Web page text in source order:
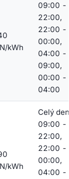
kWh
09:00 -
22:00,
22:00 -
00:00,
04:00 -
09:00,
00:00 -
04:00
kWh
Celý
09:00 -
22:00,
22:00 -
00:00,
04:00 -